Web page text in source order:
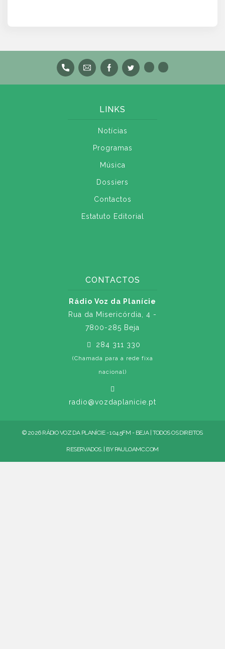
LINKS
Notícias
Programas
Música
Dossiers
Contactos
Estatuto Editorial
CONTACTOS
Rádio Voz da Planície
Rua da Misericórdia, 4 -
7800-285 Beja
284 311 330
(Chamada para a rede fixa
nacional)
radio@vozdaplanicie.pt
© 2026 RÁDIO VOZ DA PLANÍCIE - 104.5FM - BEJA | TODOS OS DIREITOS
RESERVADOS. | BY PAULOAMC.COM